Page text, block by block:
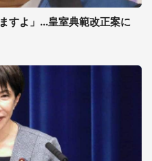
すよ」...皇室典範改正案に